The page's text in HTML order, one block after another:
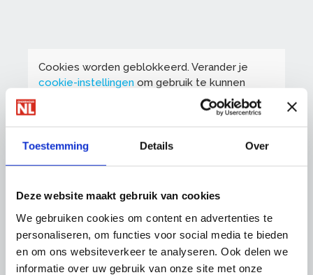
Toestemming Details Over
Deze website maakt gebruik van cookies
We gebruiken cookies om content en advertenties te
personaliseren, om functies voor social media te bieden
en om ons websiteverkeer te analyseren. Ook delen we
informatie over uw gebruik van onze site met onze
Cookies worden geblokkeerd. Verander je
cookie-instellingen om gebruik te kunnen